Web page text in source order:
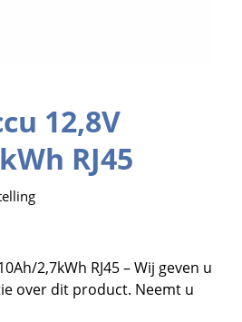
12,8V
RJ45
2,7kWh RJ45 – Wij geven u
over dit product. Neemt u